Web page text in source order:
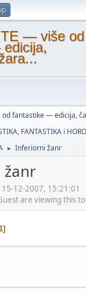
— više od
od fantastike — edicija,
FANTASTIKA i
► Inferiorni žanr
12-2007, 15:21:01
are viewing this